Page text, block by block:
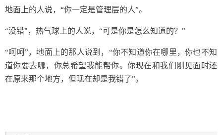
地面上的人说，“你一定是管理层的人”。
“没错”，热气球上的人说，“可是你是怎么知道的？”
“呵呵”，地面上的那人说到，“你不知道你在哪里，你也不知
道你要去哪，你总希望我能帮你。你现在和我们刚见面时还
在原来那个地方，但现在却是我错了”。